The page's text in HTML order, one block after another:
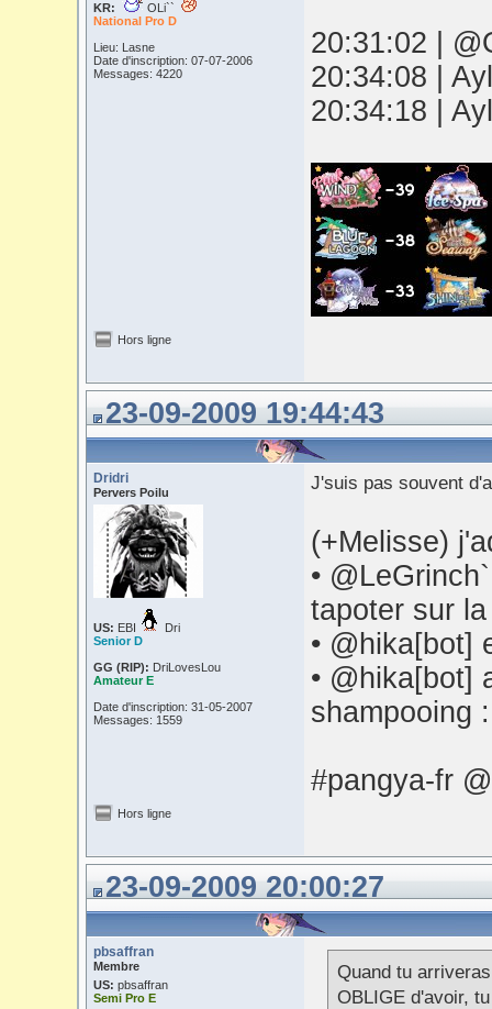
KR:
OLi``
National Pro D
Lieu: Lasne
Date d'inscription: 07-07-2006
Messages: 4220
20:31:02 |
20:34:08 |
20:34:18 |
Hors ligne
23-09-2009 19:44:43
Dridri
Pervers Poilu
US: EBI
Dri
Senior D
GG (RIP): DriLovesLou
Amateur E
Date d'inscription: 31-05-2007
Messages: 1559
J'suis pas souvent
(+Melisse)
•
tapoter sur
• @hika[bot]
• @hika[bot]
shampooing
#pangya-fr
Hors ligne
23-09-2009 20:00:27
pbsaffran
Membre
US: pbsaffran
Semi Pro E
Quand tu
OBLIGE d'avoir,